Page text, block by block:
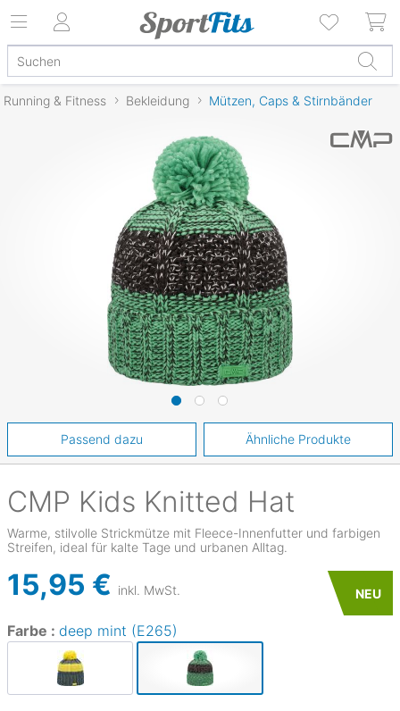
Running & Fitness Bekleidung Mützen, Caps & Stirnbänder
CMP Kids Knitted Hat
Warme, stilvolle Strickmütze mit Fleece-Innenfutter und farbigen
Streifen, ideal für kalte Tage und urbanen Alltag.
15,95 € inkl. MwSt. NEU
Farbe : deep mint (E265)
Passend dazu Ähnliche Produkte